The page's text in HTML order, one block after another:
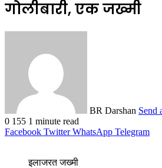
गोलीबारी, एक जख्मी
BR Darshan Send
0 155 1 minute read
Facebook Twitter WhatsApp Telegram
इलाजरत जख्मी